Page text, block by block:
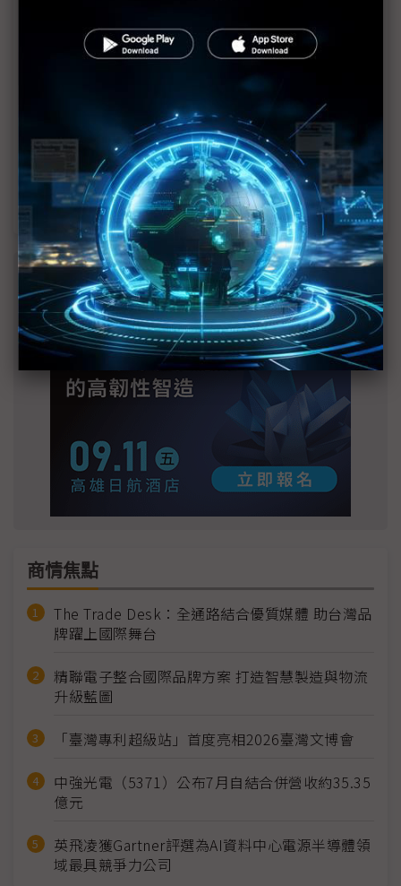
宣」只怕買不夠
英特爾EMIB良率達標 聯發科第2代ASIC產品
SpaceX晶片採購大轉向 Elon Musk捨超微全面
採用NVIDIA
光進銅退更明確？ 聯發科估SerDes 448G為銅
線「最終戰場」
商情焦點
The Trade Desk：全通路結合優質媒體 助台灣品
牌躍上國際舞台
精聯電子整合國際品牌方案 打造智慧製造與物流
升級藍圖
「臺灣專利超級站」首度亮相2026臺灣文博會
中強光電（5371）公布7月自結合併營收約35.35
億元
英飛凌獲Gartner評選為AI資料中心電源半導體領
域最具競爭力公司